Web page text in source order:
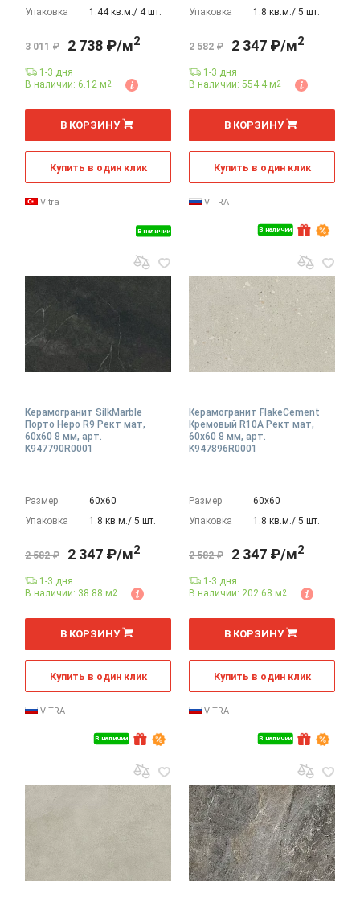
Упаковка 1.44 кв.м./ 4 шт.
В наличии
3 011 ₽ 2 738 ₽/м2
1-3 дня
В наличии: 6.12 м2
м
В КОРЗИНУ
Купить в один клик
Vitra
Упаковка 1.8 кв.м./ 5 шт.
В наличии
2 582 ₽ 2 347 ₽/м2
1-3 дня
В наличии: 554.4 м2
м
В КОРЗИНУ
Купить в один клик
VITRA
Керамогранит SilkMarble
Порто Неро R9 Рект мат,
60x60 8 мм, арт.
K947790R0001
Размер
60х60
Упаковка
1.8 кв.м./ 5 шт.
В наличии
2 582 ₽ 2 347 ₽/м2
1-3 дня
В наличии: 38.88 м2
м
В КОРЗИНУ
Купить в один клик
VITRA
Керамогранит FlakeCement
Кремовый R10A Рект мат,
60x60 8 мм, арт.
K947896R0001
Размер
60х60
Упаковка
1.8 кв.м./ 5 шт.
В наличии
2 582 ₽ 2 347 ₽/м2
1-3 дня
В наличии: 202.68 м2
м
В КОРЗИНУ
Купить в один клик
VITRA